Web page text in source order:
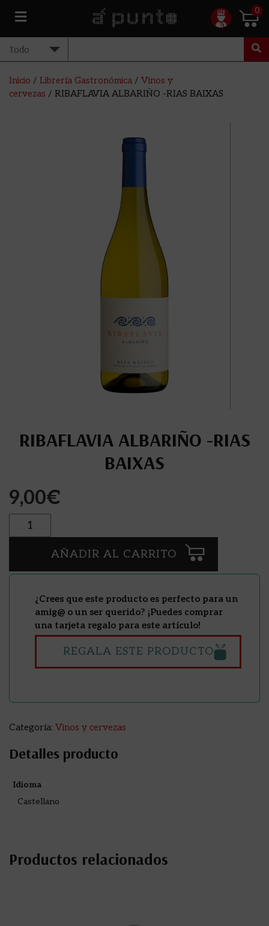
0
Inicio / Librería Gastronómica / Vinos y
cervezas / RIBAFLAVIA ALBARIÑO -RIAS BAIXAS
RIBAFLAVIA ALBARIÑO -RIAS
BAIXAS
9,00€
Cantidad
AÑADIR AL CARRITO
¿Crees que este producto es perfecto para un
amig@ o un ser querido? ¡Puedes comprar
una tarjeta regalo para este artículo!
REGALA ESTE PRODUCTO
Categoría: Vinos y cervezas
Detalles producto
Idioma
Castellano
Productos relacionados